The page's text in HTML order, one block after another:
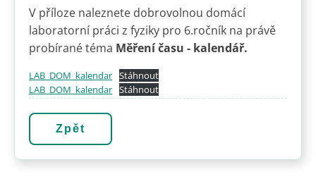
V příloze naleznete dobrovolnou domácí
laboratorní práci z fyziky pro 6.ročník na právě
probírané téma Měření času - kalendář.
LAB_DOM_kalendar Stáhnout
LAB_DOM_kalendar Stáhnout
Zpět